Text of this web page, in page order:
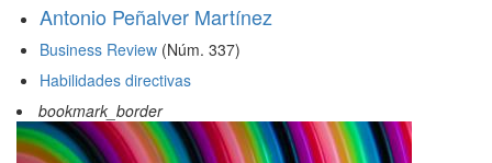
Antonio Peñalver Martínez
Business Review (Núm. 337)
Habilidades directivas
bookmark_border